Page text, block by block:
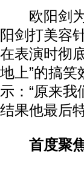
欧阳剑为
阳剑打美容
在表演时彻
地上”的搞
示：“原来
结果他最后
首度聚